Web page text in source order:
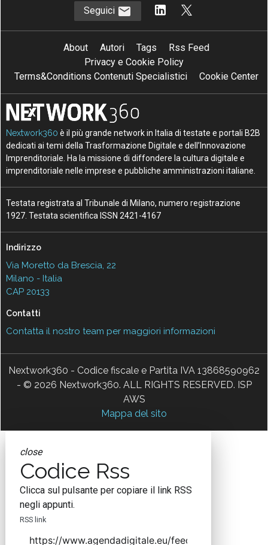
Seguici
About Autori Tags
Rss Feed
Privacy e Cookie Policy
Terms&Conditions Contenuti Specialistici
Cookie Center
Nextwork360 è il più grande network in Italia di testate e portali B2B
dedicati ai temi della Trasformazione Digitale e dell’Innovazione
Imprenditoriale. Ha la missione di diffondere la cultura digitale e
imprenditoriale nelle imprese e pubbliche amministrazioni italiane.
Testata registrata al Tribunale di Milano, numero registrazione
1927. Testata scientifica ISSN 2421-4167
Indirizzo
Via Moretto da Brescia, 22
Milano - Italia
CAP 20133
Contatti
Contatta il nostro team per maggiori informazioni
Nextwork360 - Codice fiscale e Partita IVA 13868590962
- © 2026 Nextwork360. ALL RIGHTS RESERVED. ISP
AWS
Mappa del sito
close
Codice Rss
Clicca sul pulsante per copiare il link RSS
negli appunti.
RSS link